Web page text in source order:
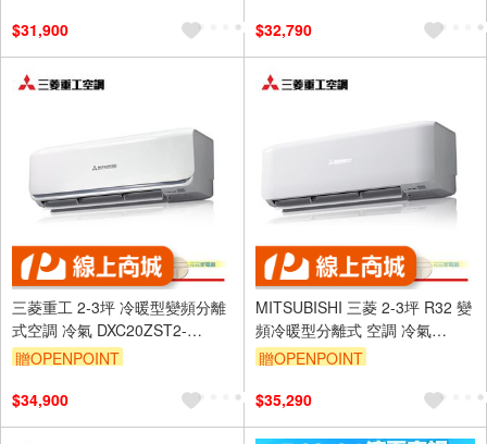
$31,900
$32,790
三菱重工 2-3坪 冷暖型變頻分離
式空調 冷氣 DXC20ZST2-
W/DXK20ZST2-W
贈OPENPOINT
$34,900
MITSUBISHI 三菱 2-3坪 R32 變
頻冷暖型分離式 空調 冷氣
DXK20ZST-W/DXC20ZST-W
贈OPENPOINT
$35,290